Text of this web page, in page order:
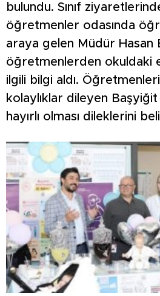
bulundu. Sınıf
öğretmenler odasında
araya gelen Müdür Hasan
öğretmenlerden okuldaki
ilgili bilgi aldı.
kolaylıklar dileyen
hayırlı olması dileklerini